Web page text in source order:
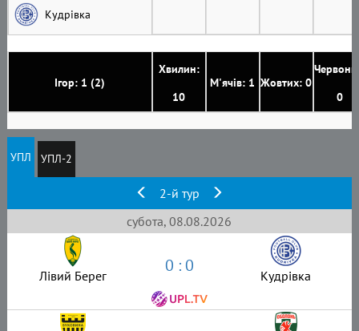
Ігор: 1 (2)
Хвилин:
10
М'ячів: 1 Жовтих: 0
0
Кудрівка
УПЛ УПЛ-2
2-й тур
субота, 08.08.2026
Лівий Берег 0 : 0 Кудрівка